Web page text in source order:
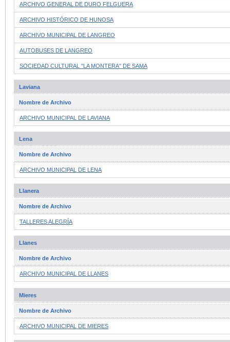
ARCHIVO GENERAL DE DURO FELGUERA
ARCHIVO HISTÓRICO DE HUNOSA
ARCHIVO MUNICIPAL DE LANGREO
AUTOBUSES DE LANGREO
SOCIEDAD CULTURAL "LA MONTERA" DE SAMA
Laviana
Nombre de Archivo
ARCHIVO MUNICIPAL DE LAVIANA
Lena
Nombre de Archivo
ARCHIVO MUNICIPAL DE LENA
Llanera
Nombre de Archivo
TALLERES ALEGRÍA
Llanes
Nombre de Archivo
ARCHIVO MUNICIPAL DE LLANES
Mieres
Nombre de Archivo
ARCHIVO MUNICIPAL DE MIERES